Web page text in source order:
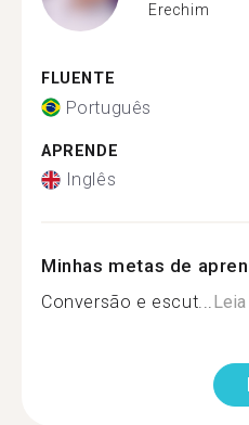
Erechim
FLUENTE
Português
APRENDE
Inglês
Minhas metas de
Conversão e escut...